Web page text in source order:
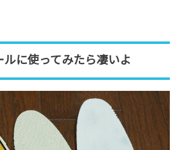
に使ってみたら凄いよ